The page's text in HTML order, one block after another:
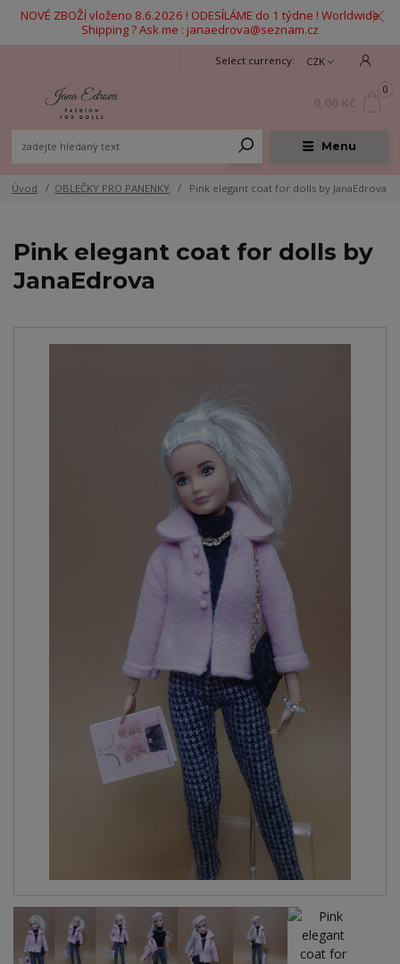
NOVÉ ZBOŽÍ vloženo 8.6.2026 ! ODESÍLÁME do 1 týdne ! Worldwide
Shipping ? Ask me : janaedrova@seznam.cz
Menu
CZK
0
Úvod OBLEČKY PRO PANENKY Pink elegant coat for dolls by JanaEdrova
Pink elegant coat for dolls by
JanaEdrova